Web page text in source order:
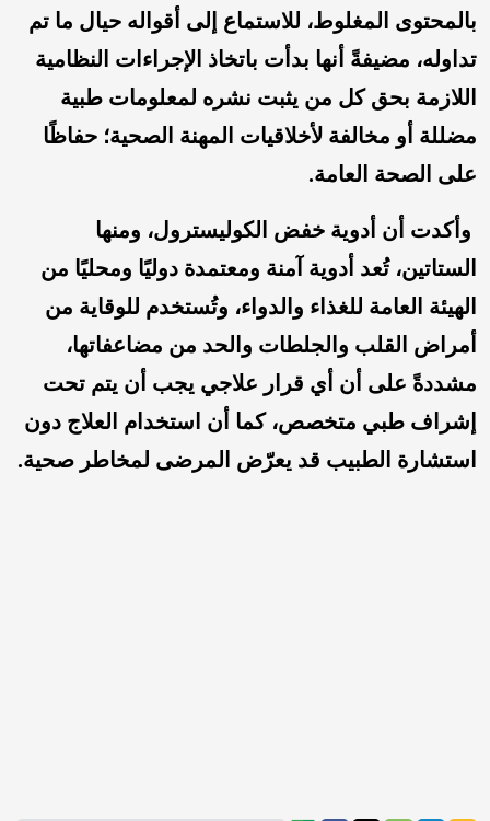
بالمحتوى المغلوط، للاستماع إلى أقواله حيال ما تم
تداوله، مضيفةً أنها بدأت باتخاذ الإجراءات النظامية
اللازمة بحق كل من يثبت نشره لمعلومات طبية
مضللة أو مخالفة لأخلاقيات المهنة الصحية؛ حفاظًا
على الصحة العامة.
وأكدت أن أدوية خفض الكوليسترول، ومنها
الستاتين، تُعد أدوية آمنة ومعتمدة دوليًا ومحليًا من
الهيئة العامة للغذاء والدواء، وتُستخدم للوقاية من
أمراض القلب والجلطات والحد من مضاعفاتها،
مشددةً على أن أي قرار علاجي يجب أن يتم تحت
إشراف طبي متخصص، كما أن استخدام العلاج دون
استشارة الطبيب قد يعرّض المرضى لمخاطر صحية.